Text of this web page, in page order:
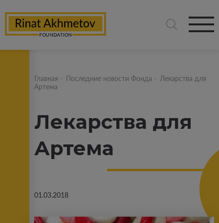
Главная - Последние новости Фонда - Лекарства для
Артема
Лекарства для
Артема
01.03.2018